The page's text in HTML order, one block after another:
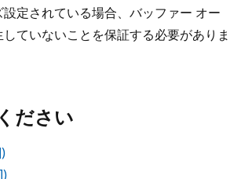
定されている場合、バッファー オー
ていないことを保証する必要がありま
ださい